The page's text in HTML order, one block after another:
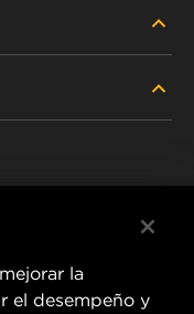
la
el desempeño y